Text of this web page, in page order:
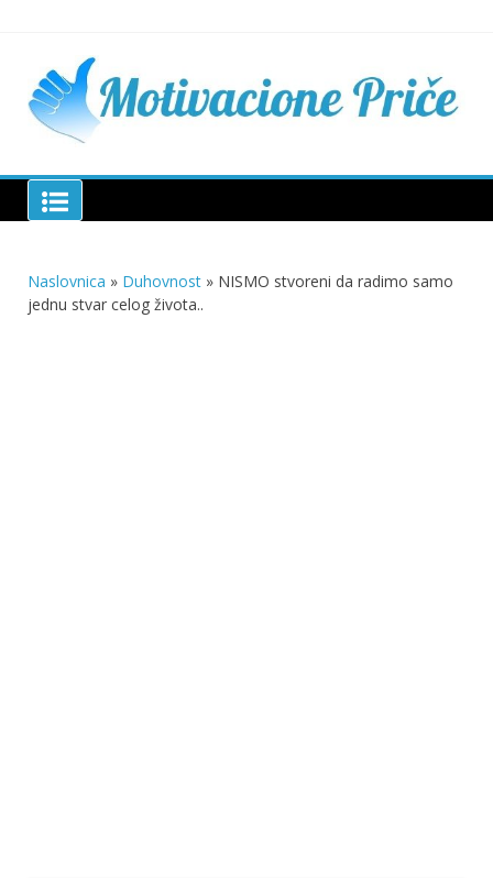
Motivacione Priče
Naslovnica » Duhovnost » NISMO stvoreni da radimo samo
jednu stvar celog života..